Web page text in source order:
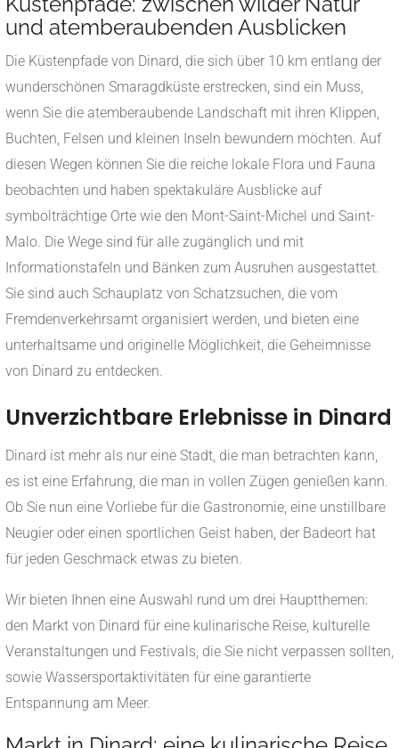
und atemberaubenden Ausblicken
Die Küstenpfade von Dinard, die sich über 10 km entlang der
wunderschönen Smaragdküste erstrecken, sind ein Muss,
wenn Sie die atemberaubende Landschaft mit ihren Klippen,
Buchten, Felsen und kleinen Inseln bewundern möchten. Auf
diesen Wegen können Sie die reiche lokale Flora und Fauna
beobachten und haben spektakuläre Ausblicke auf
symbolträchtige Orte wie den Mont-Saint-Michel und Saint-
Malo. Die Wege sind für alle zugänglich und mit
Informationstafeln und Bänken zum Ausruhen ausgestattet.
Sie sind auch Schauplatz von Schatzsuchen, die vom
Fremdenverkehrsamt organisiert werden, und bieten eine
unterhaltsame und originelle Möglichkeit, die Geheimnisse
von Dinard zu entdecken.
Unverzichtbare Erlebnisse in Dinard
Dinard ist mehr als nur eine Stadt, die man betrachten kann,
es ist eine Erfahrung, die man in vollen Zügen genießen kann.
Ob Sie nun eine Vorliebe für die Gastronomie, eine unstillbare
Neugier oder einen sportlichen Geist haben, der Badeort hat
für jeden Geschmack etwas zu bieten.
Wir bieten Ihnen eine Auswahl rund um drei Hauptthemen:
den Markt von Dinard für eine kulinarische Reise, kulturelle
Veranstaltungen und Festivals, die Sie nicht verpassen sollten,
sowie Wassersportaktivitäten für eine garantierte
Entspannung am Meer.